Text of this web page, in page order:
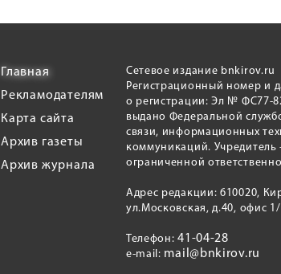
Главная
Рекламодателям
Карта сайта
Архив газеты
Архив журнала
Сетевое издание bnkirov.ru
Регистрационный номер и
о регистрации: Эл № ФС77-
выдано Федеральной
связи, информационных
коммуникаций.
ограниченной
Адрес редакции: 610020,
ул.Московская, д.40, офис 1/
Телефон:41-04-28
e-mail: mail@bnkirov.ru